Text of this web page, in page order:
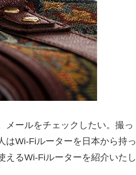
メールをチェックしたい。撮っ
はWi-Fiルーターを日本から持っ
えるWi-Fiルーターを紹介いたし